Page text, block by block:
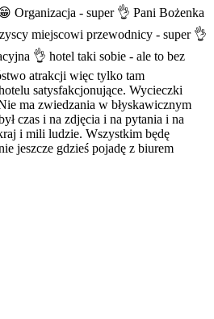
Organizacja - super 👌 Pani Bożenka
miejscowi przewodnicy - super 👌
👌 hotel taki sobie - ale to bez
atrakcji więc tylko tam
satysfakcjonujące. Wycieczki
ma zwiedzania w błyskawicznym
czas i na zdjęcia i na pytania i na
i mili ludzie. Wszystkim będę
jeszcze gdzieś pojadę z biurem